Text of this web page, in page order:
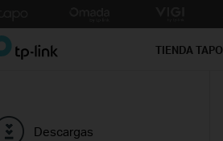
Link, Reliably Smart TIENDA TAPO
Descargas